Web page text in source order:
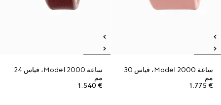
ساعة Model 2000، قياس 30
مم
€ 1.775
ساعة Model 2000، قياس 24
مم
€ 1.540